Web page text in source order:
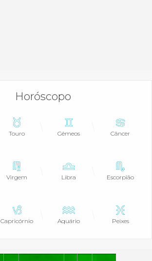
Horóscopo
Touro Gêmeos Câncer
Virgem Libra Escorpião
Capricórnio Aquário Peixes